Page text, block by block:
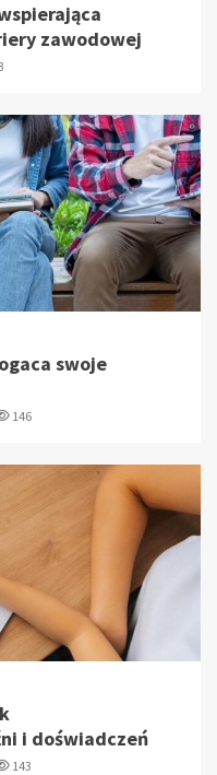
zawodowej
swoje
146
i doświadczeń
143